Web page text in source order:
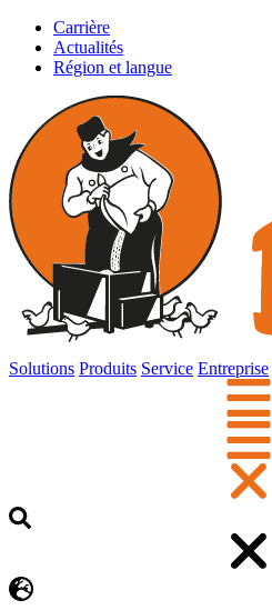
Carrière
Actualités
Région et langue
Solutions Produits Service Entreprise